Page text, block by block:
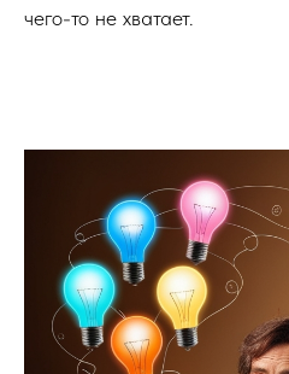
чего-то не хватает.